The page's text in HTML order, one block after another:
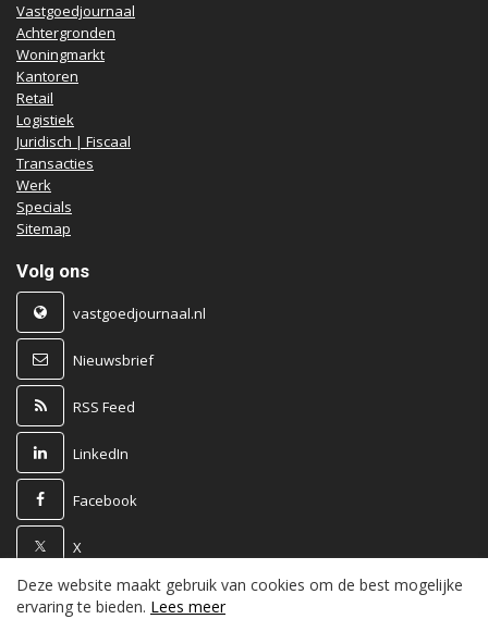
Vastgoedjournaal
Achtergronden
Woningmarkt
Kantoren
Retail
Logistiek
Juridisch | Fiscaal
Transacties
Werk
Specials
Sitemap
Volg ons
vastgoedjournaal.nl
Nieuwsbrief
RSS Feed
LinkedIn
Facebook
X
Powered by
Deze website maakt gebruik van cookies om de best mogelijke
ervaring te bieden. Lees meer